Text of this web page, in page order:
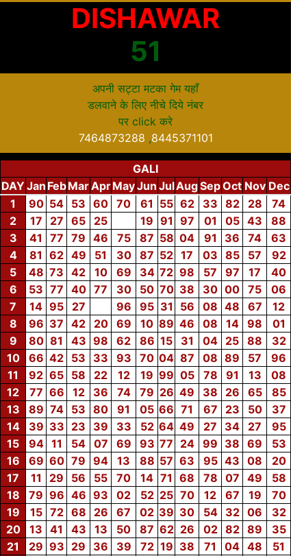
DISHAWAR
51
अपनी सट्टा मटका गेम यहाँ
डलवाने के लिए नीचे दिये नंबर
पर click करे
7464873288 ,8445371101
GALI
DAY Jan FebMarAprMayJun JulAugSepOct Nov Dec
1
90 54 53 60 70 61 55 62 33 82 28
74
2
17 27 65 25 19 91 97 01 05 43
88
3
41 77 79 46 75 87 58 04 91 36 74
63
4
81 62 49 51 30 87 52 17 03 85 57
92
5
48 73 42 10 69 34 72 98 57 97 17
40
6
53 77 40 77 30 50 70 38 30 00 75
06
7
14 95 27 96 95 31 56 08 48 67
12
8
96 37 42 20 69 10 89 46 08 14 98
01
9
80 81 43 98 62 86 15 31 04 25 88
32
10
66 42 53 33 93 70 04 87 08 89 57
96
11
92 65 58 22 12 19 99 05 78 91 13
08
12
77 66 12 36 74 79 26 49 38 26 65
85
13
89 74 53 80 91 05 66 71 67 23 50
37
14
39 33 23 39 33 52 64 49 27 34 27
95
15
94 11 54 07 69 93 77 24 99 38 69
53
16
69 60 79 94 13 88 57 63 95 43 08
20
17
11 29 56 55 70 14 71 68 78 07 49
58
18
79 96 46 93 02 52 25 70 12 67 19
70
19
15 72 68 26 67 02 39 30 54 32 06
32
20
13 41 43 13 50 87 62 26 02 82 89
35
21
29 93 29 36 39 72 19 38 71 04 48
51